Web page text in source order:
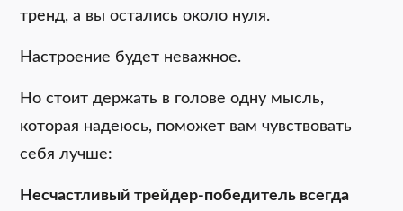
тренд, а вы остались около нуля.
Настроение будет неважное.
Но стоит держать в голове одну мысль,
которая надеюсь, поможет вам чувствовать
себя лучше:
Несчастливый трейдер-победитель всегда